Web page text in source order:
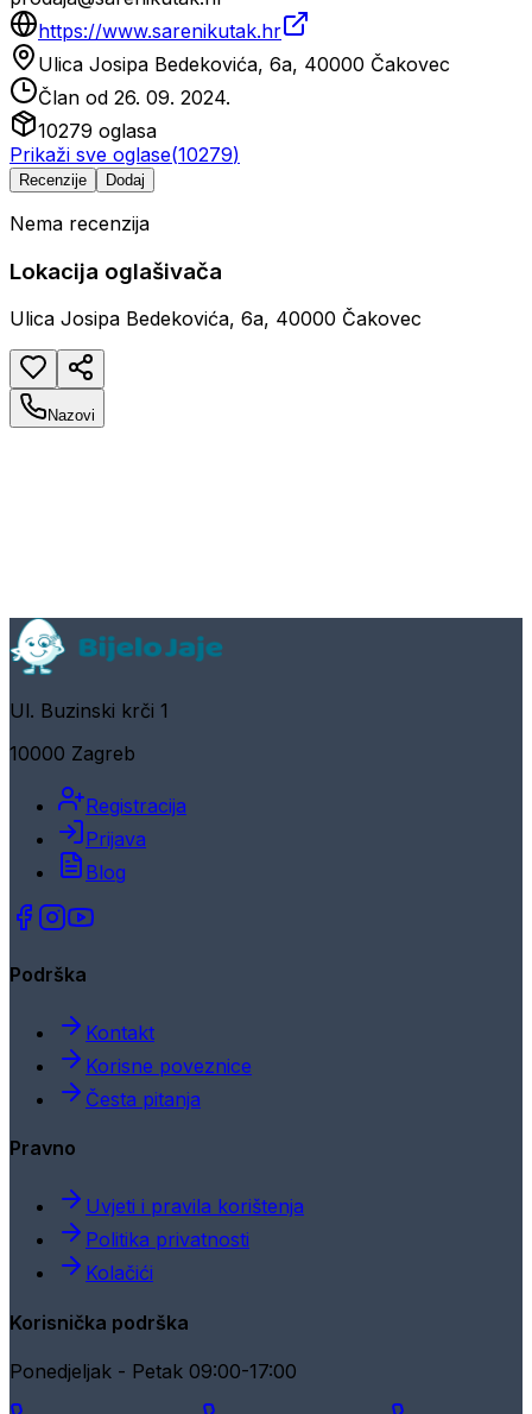
https://www.sarenikutak.hr
Ulica Josipa Bedekovića, 6a, 40000 Čakovec
Član od 26. 09. 2024.
10279 oglasa
Prikaži sve oglase(10279)
Recenzije Dodaj
Nema recenzija
Lokacija oglašivača
Ulica Josipa Bedekovića, 6a, 40000 Čakovec
Nazovi
Ul. Buzinski krči 1
10000 Zagreb
Registracija
Prijava
Blog
Podrška
Kontakt
Korisne poveznice
Česta pitanja
Pravno
Uvjeti i pravila korištenja
Politika privatnosti
Kolačići
Korisnička podrška
Ponedjeljak - Petak 09:00-17:00